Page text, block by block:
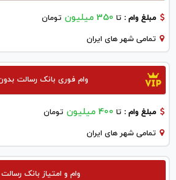
مبلغ وام : تا 350 میلیون تومان
تمامی شهر های ایران
وام فوری بانک رسالت
مبلغ وام : تا 400 میلیون تومان
تمامی شهر های ایران
وام و امتیاز بانک رسالت